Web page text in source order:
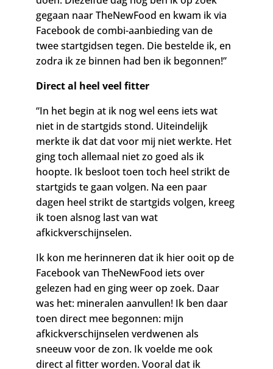
gegaan naar TheNewFood en kwam ik via
Facebook de combi-aanbieding van de
twee startgidsen tegen. Die bestelde ik, en
zodra ik ze binnen had ben ik begonnen!”
Direct al heel veel fitter
“In het begin at ik nog wel eens iets wat
niet in de startgids stond. Uiteindelijk
merkte ik dat dat voor mij niet werkte. Het
ging toch allemaal niet zo goed als ik
hoopte. Ik besloot toen toch heel strikt de
startgids te gaan volgen. Na een paar
dagen heel strikt de startgids volgen, kreeg
ik toen alsnog last van wat
afkickverschijnselen.
Ik kon me herinneren dat ik hier ooit op de
Facebook van TheNewFood iets over
gelezen had en ging weer op zoek. Daar
was het: mineralen aanvullen! Ik ben daar
toen direct mee begonnen: mijn
afkickverschijnselen verdwenen als
sneeuw voor de zon. Ik voelde me ook
direct al fitter worden. Vooral dat ik